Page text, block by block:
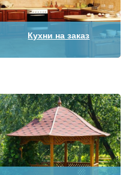
Кухни на заказ